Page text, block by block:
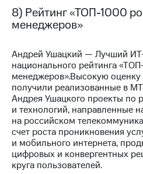
8) Рейтинг «ТОП-1000
менеджеров»
Андрей Ушацкий — Лучший
национального рейтинга
менеджеров».Высокую
получили реализованные в
Андрея Ушацкого проекты по
и технологий, направленные
на российском
счет роста проникновения
и мобильного интернета,
цифровых и конвергентных
круга пользователей.